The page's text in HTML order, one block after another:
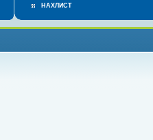
НАХЛИСТ